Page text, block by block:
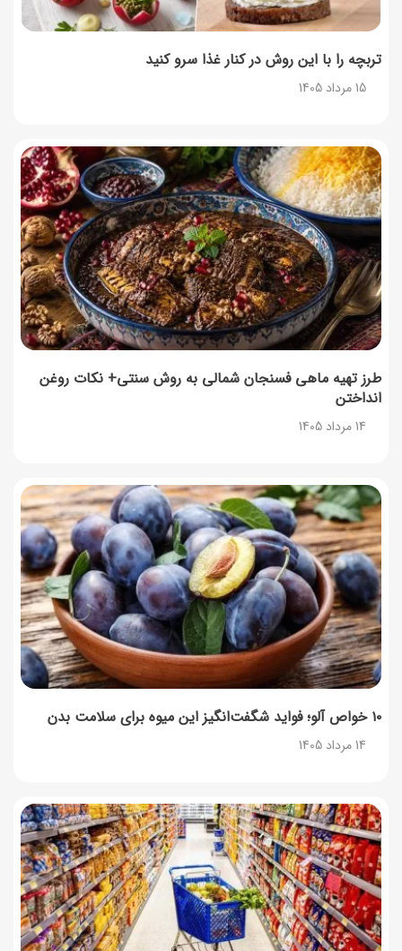
تربچه را با این روش در کنار غذا سرو کنید
15 مرداد 1405
طرز تهیه ماهی فسنجان شمالی به روش سنتی+ نکات روغن
انداختن
14 مرداد 1405
۱۰ خواص آلو؛ فواید شگفت‌انگیز این میوه برای سلامت بدن
14 مرداد 1405